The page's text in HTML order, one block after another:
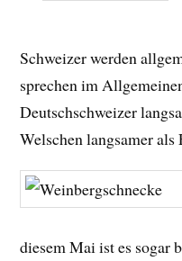
Schweizer werden
sprechen im
Deutschschweizer
Welschen langsamer als
diesem Mai ist es sogar